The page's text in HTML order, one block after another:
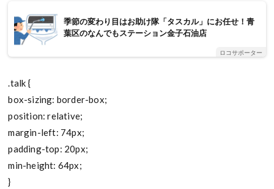
季節の変わり目はお助け隊「タスカル」にお任せ！青
葉区のなんでもステーション金子石油店
ロコサポーター
.talk {
box-sizing: border-box;
position: relative;
margin-left: 74px;
padding-top: 20px;
min-height: 64px;
}